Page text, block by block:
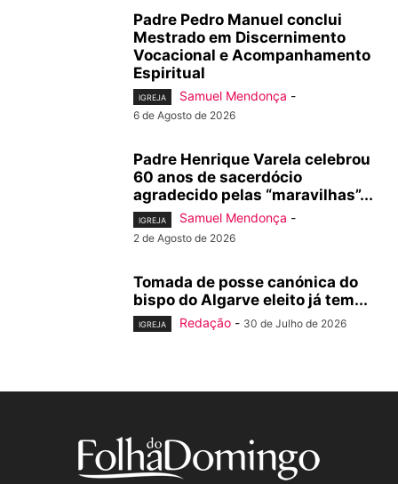
Padre Pedro Manuel conclui
Mestrado em Discernimento
Vocacional e Acompanhamento
Espiritual
IGREJA Samuel Mendonça -
6 de Agosto de 2026
Padre Henrique Varela celebrou
60 anos de sacerdócio
agradecido pelas “maravilhas”...
IGREJA Samuel Mendonça -
2 de Agosto de 2026
Tomada de posse canónica do
bispo do Algarve eleito já tem...
IGREJA Redação - 30 de Julho de 2026